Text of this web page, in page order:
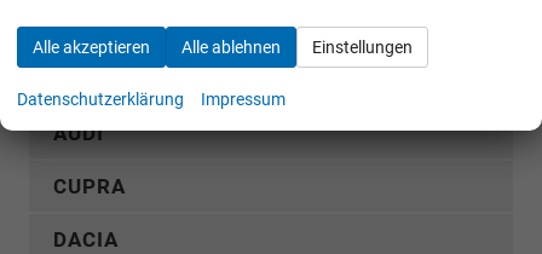
Rückruf anfordern
AUDI
CUPRA
DACIA
Alle akzeptieren Alle ablehnen Einstellungen
Datenschutzerklärung Impressum